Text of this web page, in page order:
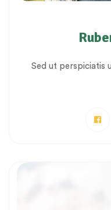
Sed ut perspiciatis